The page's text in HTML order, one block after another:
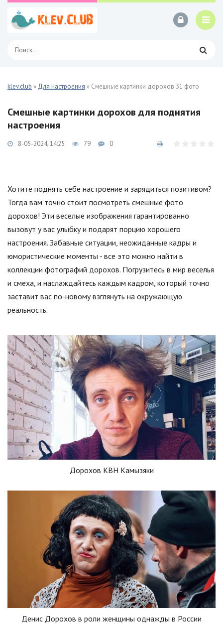
klev.club » Для настроения » Смешные картинки дорохов 31 фото
Смешные картинки дорохов для поднятия
настроения
8-05-2024, 14:25 79 0
Хотите поднять себе настроение и зарядиться позитивом?
Тогда вам точно стоит посмотреть смешные фото
дорохов! Эти веселые изображения гарантированно
вызовут у вас улыбку и подарят порцию хорошего
настроения. Забавные ситуации, неожиданные кадры и
юмористические моменты - все это можно найти в
коллекции фотографий дорохов. Погрузитесь в мир веселья
и смеха, и наслаждайтесь каждым кадром, который точно
заставит вас по-новому взглянуть на окружающую
реальность.
Дорохов КВН Камызяки
Денис Дорохов в роли женщины однажды в России